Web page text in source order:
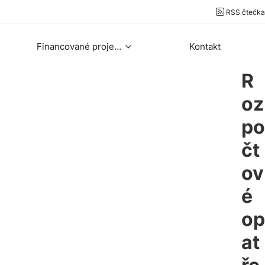
RSS čtečka
Financované projekty Kontakt
R
oz
po
čt
ov
é
op
at